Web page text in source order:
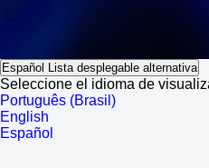
Español Lista desplegable alternativa
Seleccione el idioma de
Português (Brasil)
English
Español